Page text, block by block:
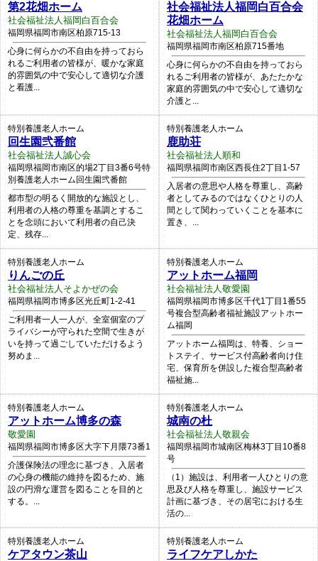
第2花畑ホーム
社会福祉法人福岡白百合会
福岡県福岡市南区柏原715-13
心身に何らかの不自由を持っておら
れるご利用者の皆様が、暖かな家庭
的雰囲気の中で安心して適切な介護
と看護...
社会福祉法人福岡白百合会
花畑ホーム
社会福祉法人福岡白百合会
福岡県福岡市南区柏原715番地
心身に何らかの不自由を持っておら
れるご利用者の皆様が、あたたかな
家庭的雰囲気の中で安心して適切な
介護と...
特別養護老人ホーム
回生園弐番館
社会福祉法人誠心会
福岡県福岡市南区的場2丁目3番6号特
別養護老人ホーム回生園弐番館
都市型の明るく開放的な施設とし、
利用者の人格の尊重を基調とするこ
とを念頭において利用者の自己決
定、残存...
特別養護老人ホーム
鹿助荘
社会福祉法人順和
福岡県福岡市南区西長住2丁目1-57
入居者の意思や人格を尊重し、高齢
者としてみるのではなくひとりの人
間として関わっていくことを基本に
置き、...
特別養護老人ホーム
りんごの丘
社会福祉法人そよかぜの会
福岡県福岡市博多区光丘町1-2-41
ご利用者一人一人が、全室個室のプ
ライバシーが守られた空間で生きが
いを持って過ごしていただけるよう
努めま...
特別養護老人ホーム
アットホーム福岡
社会福祉法人敬愛園
福岡県福岡市博多区千代1丁目1番55
号複合型高齢者福祉施設アットホー
ム福岡
アットホーム福岡は、特養、ショー
トステイ、サービス付高齢者向け住
宅、保育所を併設した複合型高齢者
福祉施...
特別養護老人ホーム
アットホーム博多の森
敬愛園
福岡県福岡市博多区大字下月隈73番1
介護保険法の理念に基づき、入居者
の心身の機能の維持を図るため、施
設の円滑な運営を図ることを目的と
する。...
特別養護老人ホーム
城南の杜
社会福祉法人敬親会
福岡県福岡市城南区梅林3丁目10番8
号
（1）施設は、利用者一人ひとりの意
思及び人格を尊重し、施設サービス
計画に基づき、その居宅における生
活の...
特別養護老人ホーム
ケアタウン茶山
特別養護老人ホーム
ライフケアしかた